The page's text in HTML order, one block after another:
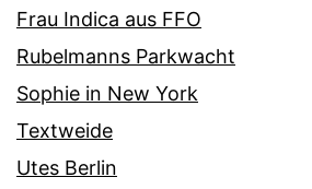
Frau Indica aus FFO
Rubelmanns Parkwacht
Sophie in New York
Textweide
Utes Berlin